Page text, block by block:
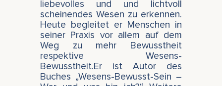
liebevolles und und lichtvoll
scheinendes Wesen zu erkennen.
Heute begleitet er Menschen in
seiner Praxis vor allem auf dem
Weg zu mehr Bewusstheit
respektive Wesens-
Bewusstheit.Er ist Autor des
Buches „Wesens-Bewusst-Sein –